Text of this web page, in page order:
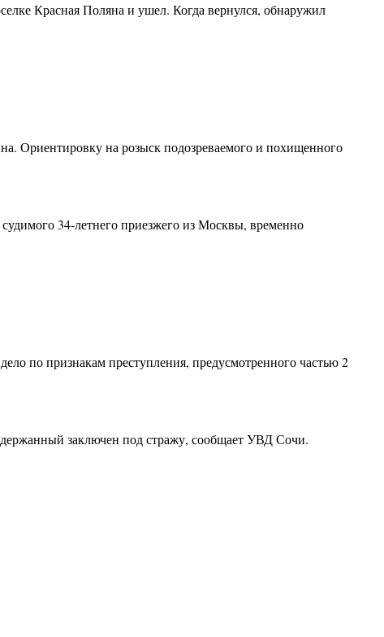
Красная Поляна и ушел. Когда вернулся, обнаружил
Ориентировку на розыск подозреваемого и похищенного
34-летнего приезжего из Москвы, временно
по признакам преступления, предусмотренного частью 2
заключен под стражу, сообщает УВД Сочи.